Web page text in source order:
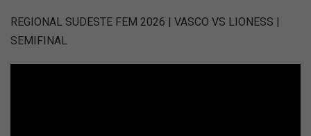
REGIONAL SUDESTE FEM 2026 | VASCO VS LIONESS |
SEMIFINAL